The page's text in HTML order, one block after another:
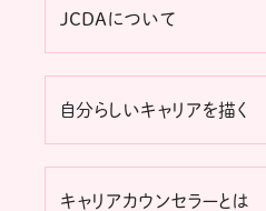
JCDAについて
自分らしいキャリアを描く
キャリアカウンセラーとは